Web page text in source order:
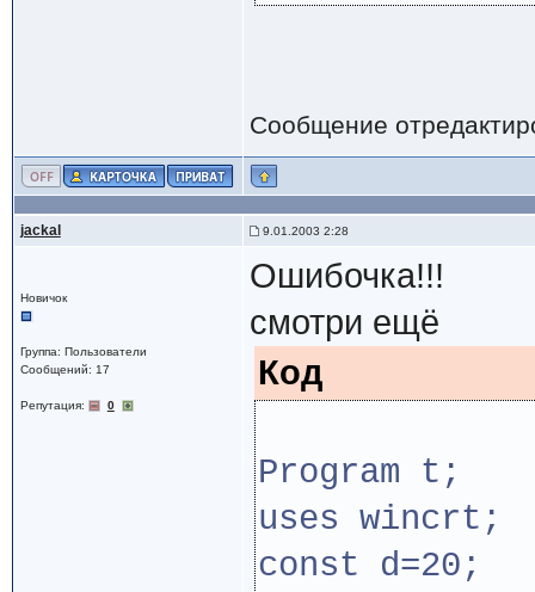
Сообщение
jackal 9.01.2003 2:28
Новичок
Группа: Пользователи
Сообщений: 17
Репутация: 0
Ошибочка!!!
смотри ещё
Код
Program t;
uses wincrt;
const d=20;